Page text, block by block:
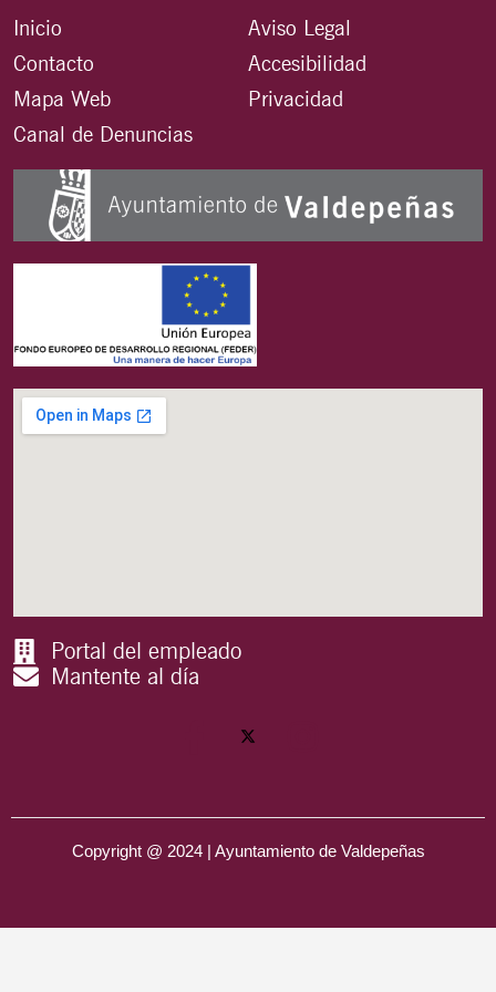
Inicio
Contacto
Mapa Web
Canal de Denuncias
Aviso Legal
Accesibilidad
Privacidad
Portal del empleado
Mantente al día
Copyright @ 2024 | Ayuntamiento de Valdepeñas